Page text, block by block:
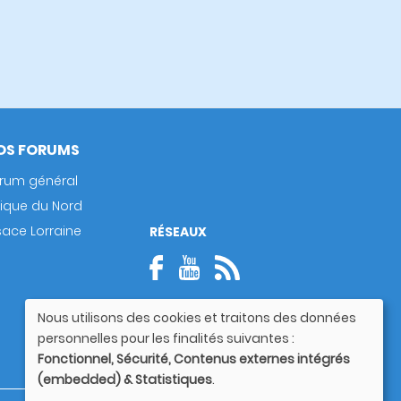
FORUMS
général
du Nord
Lorraine
RÉSEAUX
Utilisation
des
données
personnelles
Nous utilisons des cookies et traitons des données
personnelles pour les finalités suivantes :
Fonctionnel, Sécurité, Contenus externes intégrés
(embedded) & Statistiques.